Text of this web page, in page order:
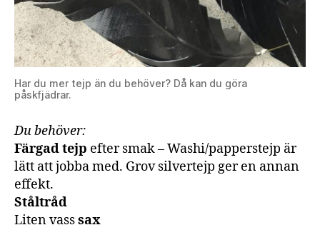
Har du mer tejp än du behöver? Då kan du göra
påskfjädrar.
Du behöver:
Färgad tejp efter smak – Washi/papperstejp är
lätt att jobba med. Grov silvertejp ger en annan
effekt.
Ståltråd
Liten vasssax